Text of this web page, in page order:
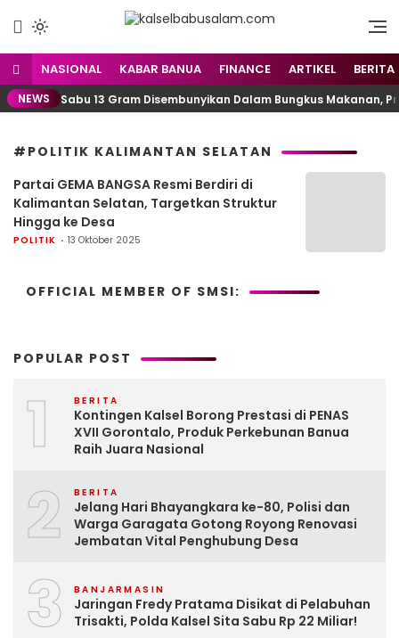
NASIONAL KABAR BANUA FINANCE ARTIKEL BERITA
NEWS Sabu 13 Gram Disembunyikan Dalam Bungkus Makanan,
#POLITIK KALIMANTAN SELATAN
Partai GEMA BANGSA Resmi Berdiri di
Kalimantan Selatan, Targetkan Struktur
Hingga ke Desa
POLITIK 13 Oktober 2025
OFFICIAL MEMBER OF SMSI:
POPULAR POST
1 BERITA
Kontingen Kalsel Borong Prestasi di PENAS
XVII Gorontalo, Produk Perkebunan Banua
Raih Juara Nasional
2 BERITA
Jelang Hari Bhayangkara ke-80, Polisi dan
Warga Garagata Gotong Royong Renovasi
Jembatan Vital Penghubung Desa
3 BANJARMASIN
Jaringan Fredy Pratama Disikat di Pelabuhan
Trisakti, Polda Kalsel Sita Sabu Rp 22 Miliar!